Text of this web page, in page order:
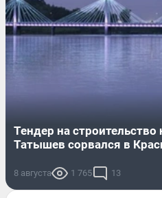
Тендер на строительство
Татышев сорвался в
8 августа 1 765 13